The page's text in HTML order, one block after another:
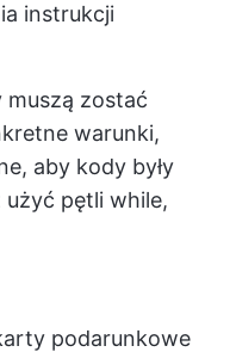
instrukcji
muszą zostać
warunki,
aby kody były
użyć pętli while,
podarunkowe